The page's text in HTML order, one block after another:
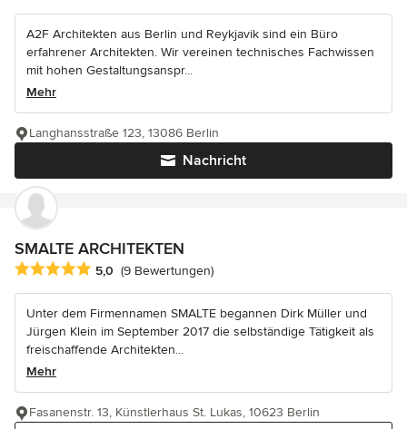
A2F Architekten aus Berlin und Reykjavik sind ein Büro
erfahrener Architekten. Wir vereinen technisches Fachwissen
mit hohen Gestaltungsanspr...
Mehr
Nachricht
Langhansstraße 123, 13086 Berlin
SMALTE ARCHITEKTEN
Durchschnittliche Bewertung: 5 von 5 Sternen
5,0 (9 Bewertungen)
Unter dem Firmennamen SMALTE begannen Dirk Müller und
Jürgen Klein im September 2017 die selbständige Tätigkeit als
freischaffende Architekten...
Mehr
Fasanenstr. 13, Künstlerhaus St. Lukas, 10623 Berlin